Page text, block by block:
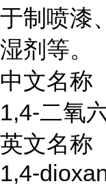
于制喷漆
湿剂等。
中文名称
1,4-二氧
英文名称
1,4-